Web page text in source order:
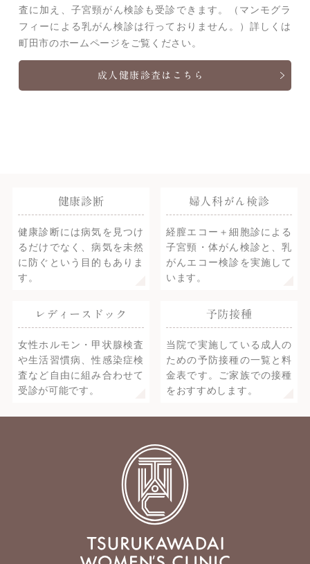
査に加え、子宮頸がん検診も受診できます。（マンモグラ
フィーによる乳がん検診は行っておりません。）詳しくは
町田市のホームページをご覧ください。
成人健康診査はこちら
健康診断
健康診断には病気を見つけ
るだけでなく、病気を未然
に防ぐという目的もありま
す。
婦人科がん検診
経膣エコー＋細胞診による
子宮頸・体がん検診と、乳
がんエコー検診を実施して
います。
レディースドック
女性ホルモン・甲状腺検査
や生活習慣病、性感染症検
査など自由に組み合わせて
受診が可能です。
予防接種
当院で実施している成人の
ための予防接種の一覧と料
金表です。ご家族での接種
をおすすめします。